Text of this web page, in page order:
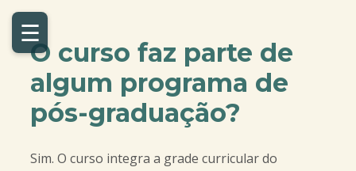
☰
O curso faz parte de
algum programa de
pós-graduação?
Sim. O curso integra a grade curricular do